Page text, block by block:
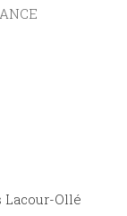
Ollé